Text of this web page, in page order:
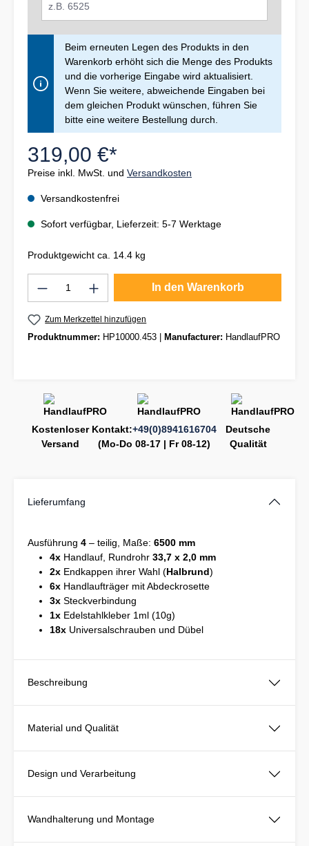
Beim erneuten Legen des Produkts in den
Warenkorb erhöht sich die Menge des Produkts
und die vorherige Eingabe wird aktualisiert.
Wenn Sie weitere, abweichende Eingaben bei
dem gleichen Produkt wünschen, führen Sie
bitte eine weitere Bestellung durch.
319,00 €*
Preise inkl. MwSt. und Versandkosten
Versandkostenfrei
Sofort verfügbar, Lieferzeit: 5-7 Werktage
Produktgewicht ca. 14.4 kg
Produkt Anzahl: Gib den gewünschten
In den Warenkorb
Zum Merkzettel hinzufügen
Produktnummer: HP10000.453 Manufacturer: HandlaufPRO
Kostenloser
Versand
Kontakt:+49(0)8941616704
(Mo-Do 08-17 | Fr 08-12)
Deutsche
Qualität
Lieferumfang
Ausführung 4 – teilig, Maße: 6500 mm
4x Handlauf, Rundrohr 33,7 x 2,0 mm
2x Endkappen ihrer Wahl (Halbrund)
6x Handlaufträger mit Abdeckrosette
3x Steckverbindung
1x Edelstahlkleber 1ml (10g)
18x Universalschrauben und Dübel
Beschreibung
Material und Qualität
Design und Verarbeitung
Wandhalterung und Montage